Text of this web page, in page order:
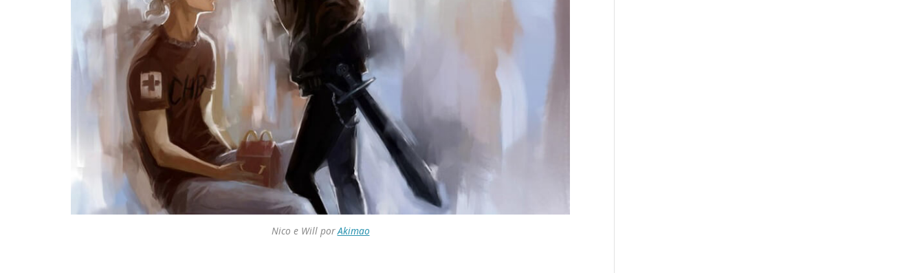
Nico e Will porAkimao